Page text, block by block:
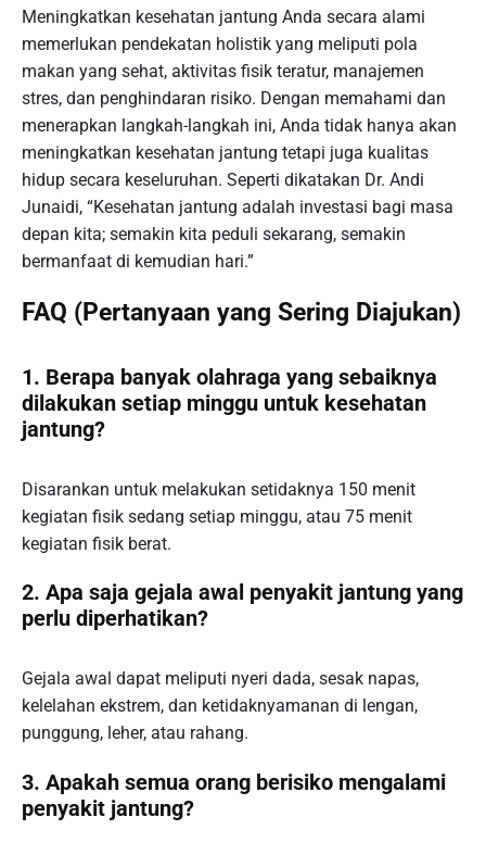
Meningkatkan kesehatan jantung Anda secara alami
memerlukan pendekatan holistik yang meliputi pola
makan yang sehat, aktivitas fisik teratur, manajemen
stres, dan penghindaran risiko. Dengan memahami dan
menerapkan langkah-langkah ini, Anda tidak hanya akan
meningkatkan kesehatan jantung tetapi juga kualitas
hidup secara keseluruhan. Seperti dikatakan Dr. Andi
Junaidi, “Kesehatan jantung adalah investasi bagi masa
depan kita; semakin kita peduli sekarang, semakin
bermanfaat di kemudian hari.”
FAQ (Pertanyaan yang Sering Diajukan)
1. Berapa banyak olahraga yang sebaiknya
dilakukan setiap minggu untuk kesehatan
jantung?
Disarankan untuk melakukan setidaknya 150 menit
kegiatan fisik sedang setiap minggu, atau 75 menit
kegiatan fisik berat.
2. Apa saja gejala awal penyakit jantung yang
perlu diperhatikan?
Gejala awal dapat meliputi nyeri dada, sesak napas,
kelelahan ekstrem, dan ketidaknyamanan di lengan,
punggung, leher, atau rahang.
3. Apakah semua orang berisiko mengalami
penyakit jantung?